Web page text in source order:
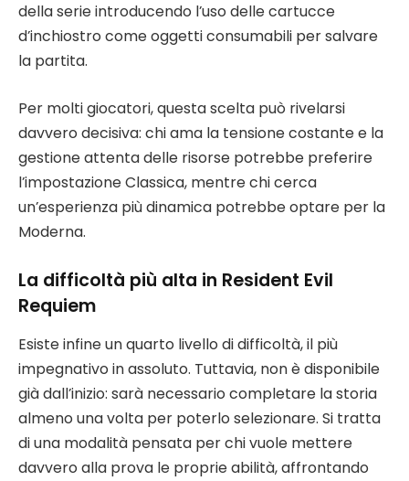
della serie introducendo l’uso delle cartucce
d’inchiostro come oggetti consumabili per salvare
la partita.
Per molti giocatori, questa scelta può rivelarsi
davvero decisiva: chi ama la tensione costante e la
gestione attenta delle risorse potrebbe preferire
l’impostazione Classica, mentre chi cerca
un’esperienza più dinamica potrebbe optare per la
Moderna.
La difficoltà più alta in Resident Evil
Requiem
Esiste infine un quarto livello di difficoltà, il più
impegnativo in assoluto. Tuttavia, non è disponibile
già dall’inizio: sarà necessario completare la storia
almeno una volta per poterlo selezionare. Si tratta
di una modalità pensata per chi vuole mettere
davvero alla prova le proprie abilità, affrontando